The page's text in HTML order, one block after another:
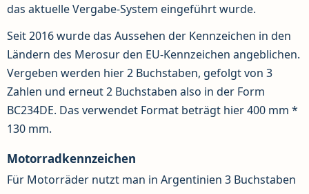
das aktuelle Vergabe-System eingeführt wurde.
Seit 2016 wurde das Aussehen der Kennzeichen in den
Ländern des Merosur den EU-Kennzeichen angeblichen.
Vergeben werden hier 2 Buchstaben, gefolgt von 3
Zahlen und erneut 2 Buchstaben also in der Form
BC234DE. Das verwendet Format beträgt hier 400 mm *
130 mm.
Motorradkennzeichen
Für Motorräder nutzt man in Argentinien 3 Buchstaben